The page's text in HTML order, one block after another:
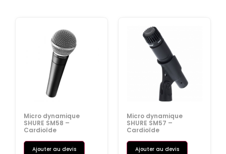
Micro dynamique
SHURE SM58 –
Cardioïde
Ajouter au devis
Micro dynamique
SHURE SM57 –
Cardioïde
Ajouter au devis